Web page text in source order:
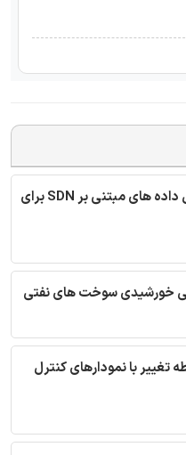
ترجمه مقاله امنیت انتقال داده های مبتنی بر SDN برای
خورشیدی سوخت های نفتی
با نمودارهای کنترل